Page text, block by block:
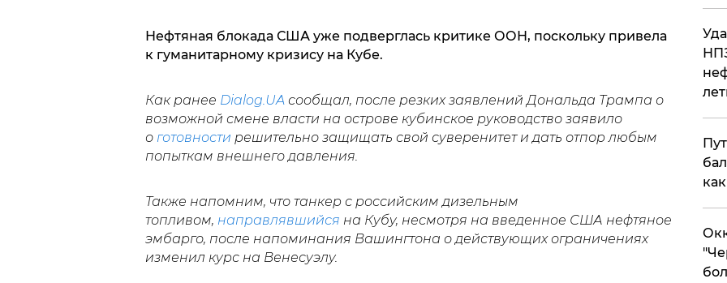
Нефтяная блокада США уже подверглась критике ООН, поскольку привела
к гуманитарному кризису на Кубе.
Как ранее Dialog.UA сообщал, после резких заявлений Дональда Трампа о
возможной смене власти на острове кубинское руководство заявило
о готовности решительно защищать свой суверенитет и дать отпор любым
попыткам внешнего давления.
Также напомним, что танкер с российским дизельным
топливом, направлявшийся на Кубу, несмотря на введенное США нефтяное
эмбарго, после напоминания Вашингтона о действующих ограничениях
изменил курс на Венесуэлу.